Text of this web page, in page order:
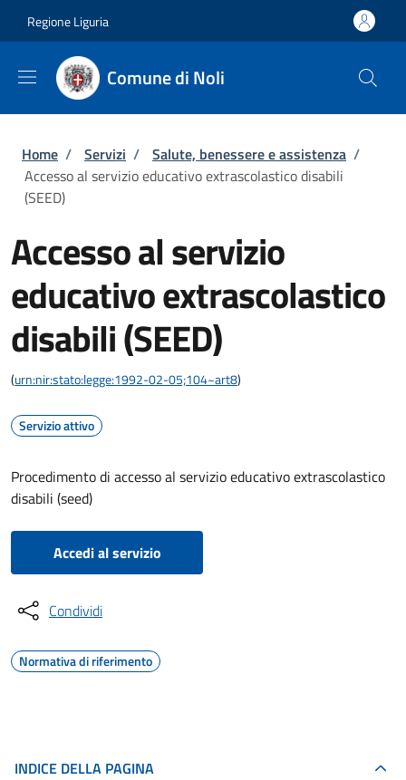
Regione Liguria
Comune di Noli
Briciole di pane
Home / Servizi / Salute, benessere e assistenza /
Accesso al servizio educativo extrascolastico disabili
(SEED)
Accesso al servizio
educativo extrascolastico
disabili (SEED)
(urn:nir:stato:legge:1992-02-05;104~art8)
Servizio attivo
Procedimento di accesso al servizio educativo extrascolastico
disabili (seed)
Accedi al servizio
Condividi
Normativa di riferimento
INDICE DELLA PAGINA